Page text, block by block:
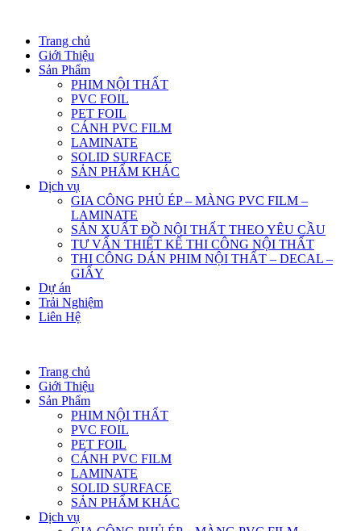
Trang chủ
Giới Thiệu
Sản Phẩm
PHIM NỘI THẤT
PVC FOIL
PET FOIL
CÁNH PVC FILM
LAMINATE
SOLID SURFACE
SẢN PHẨM KHÁC
Dịch vụ
GIA CÔNG PHỦ ÉP – MÀNG PVC FILM –
LAMINATE
SẢN XUẤT ĐỒ NỘI THẤT THEO YÊU CẦU
TƯ VẤN THIẾT KẾ THI CÔNG NỘI THẤT
THI CÔNG DÁN PHIM NỘI THẤT – DECAL –
GIẤY
Dự án
Trải Nghiệm
Liên Hệ
Trang chủ
Giới Thiệu
Sản Phẩm
PHIM NỘI THẤT
PVC FOIL
PET FOIL
CÁNH PVC FILM
LAMINATE
SOLID SURFACE
SẢN PHẨM KHÁC
Dịch vụ